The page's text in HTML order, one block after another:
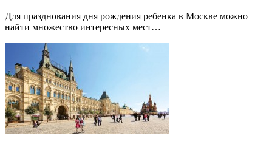
Для празднования дня рождения ребенка в Москве можно
найти множество интересных мест…